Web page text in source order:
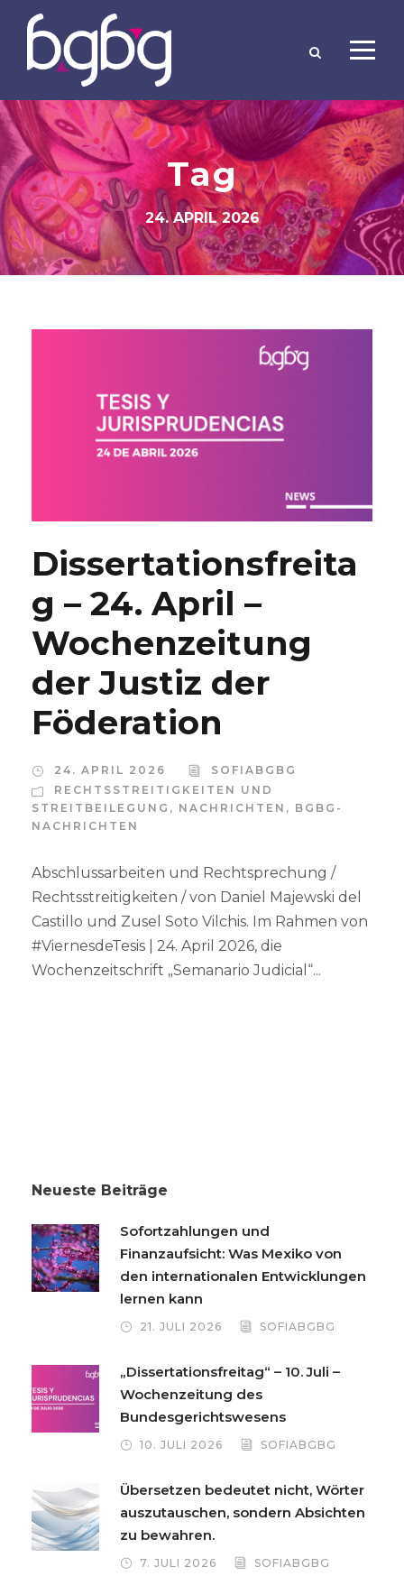
Tag
24. APRIL 2026
Dissertationsfreita
g – 24. April –
Wochenzeitung
der Justiz der
Föderation
24. APRIL 2026
SOFIABGBG
RECHTSSTREITIGKEITEN UND
STREITBEILEGUNG , NACHRICHTEN , BGBG-
NACHRICHTEN
Abschlussarbeiten und Rechtsprechung /
Rechtsstreitigkeiten / von Daniel Majewski del
Castillo und Zusel Soto Vilchis. Im Rahmen von
#ViernesdeTesis | 24. April 2026, die
Wochenzeitschrift „Semanario Judicial“...
Neueste Beiträge
Sofortzahlungen und
Finanzaufsicht: Was Mexiko von
den internationalen Entwicklungen
lernen kann
21. JULI 2026 SOFIABGBG
„Dissertationsfreitag“ – 10. Juli –
Wochenzeitung des
Bundesgerichtswesens
10. JULI 2026 SOFIABGBG
Übersetzen bedeutet nicht, Wörter
auszutauschen, sondern Absichten
zu bewahren.
7. JULI 2026 SOFIABGBG